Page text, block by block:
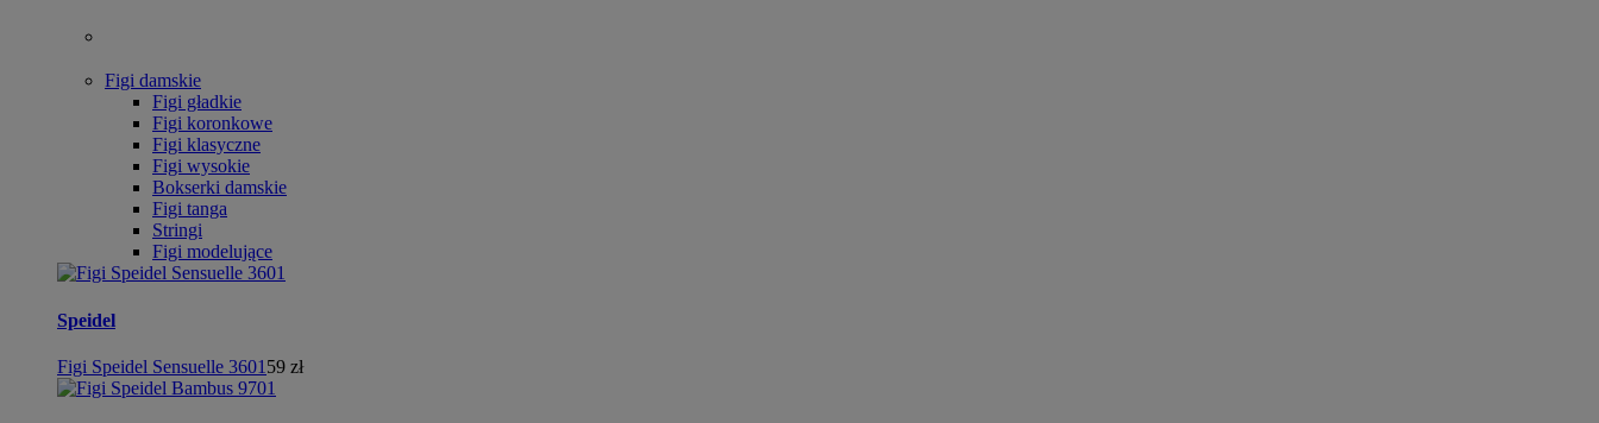
Figi damskie
Figi gładkie
Figi koronkowe
Figi klasyczne
Figi wysokie
Bokserki damskie
Figi tanga
Stringi
Figi modelujące
Speidel
Figi Speidel Sensuelle 3601 59 zł